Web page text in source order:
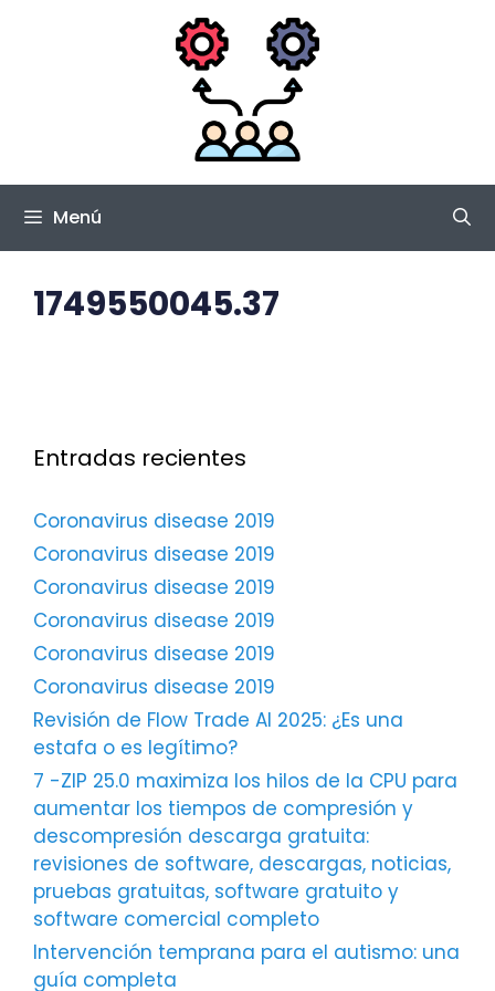
Menú
1749550045.37
Entradas recientes
Coronavirus disease 2019
Coronavirus disease 2019
Coronavirus disease 2019
Coronavirus disease 2019
Coronavirus disease 2019
Coronavirus disease 2019
Revisión de Flow Trade AI 2025: ¿Es una
estafa o es legítimo?
7 -ZIP 25.0 maximiza los hilos de la CPU para
aumentar los tiempos de compresión y
descompresión descarga gratuita:
revisiones de software, descargas, noticias,
pruebas gratuitas, software gratuito y
software comercial completo
Intervención temprana para el autismo: una
guía completa